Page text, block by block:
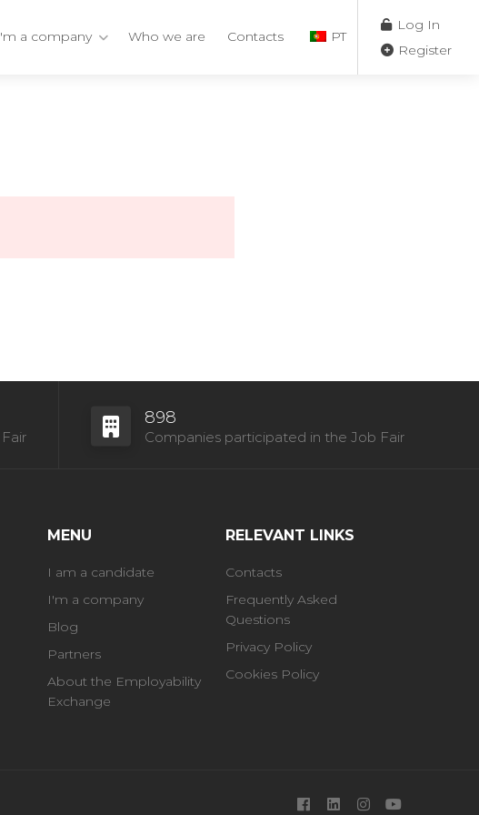
a company Who we are Contacts PT
Log In
Register
898
Companies participated in the Job Fair
MENU
I am a candidate
I'm a company
Blog
Partners
About the Employability
Exchange
RELEVANT LINKS
Contacts
Frequently Asked
Questions
Privacy Policy
Cookies Policy